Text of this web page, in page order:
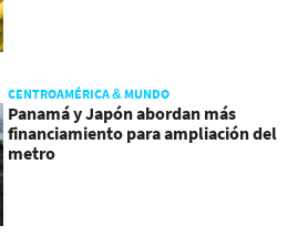
CENTROAMÉRICA & MUNDO
Panamá y Japón abordan más
financiamiento para ampliación del
metro